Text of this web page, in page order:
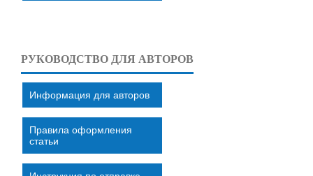
РУКОВОДСТВО ДЛЯ АВТОРОВ
Информация для авторов
Правила оформления
статьи